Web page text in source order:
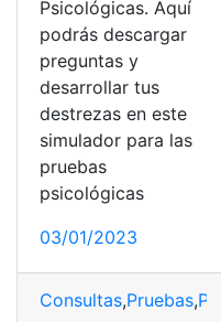
Psicológicas. Aquí
podrás descargar
preguntas y
desarrollar tus
destrezas en este
simulador para las
pruebas
psicológicas
03/01/2023
Consultas,Pruebas,